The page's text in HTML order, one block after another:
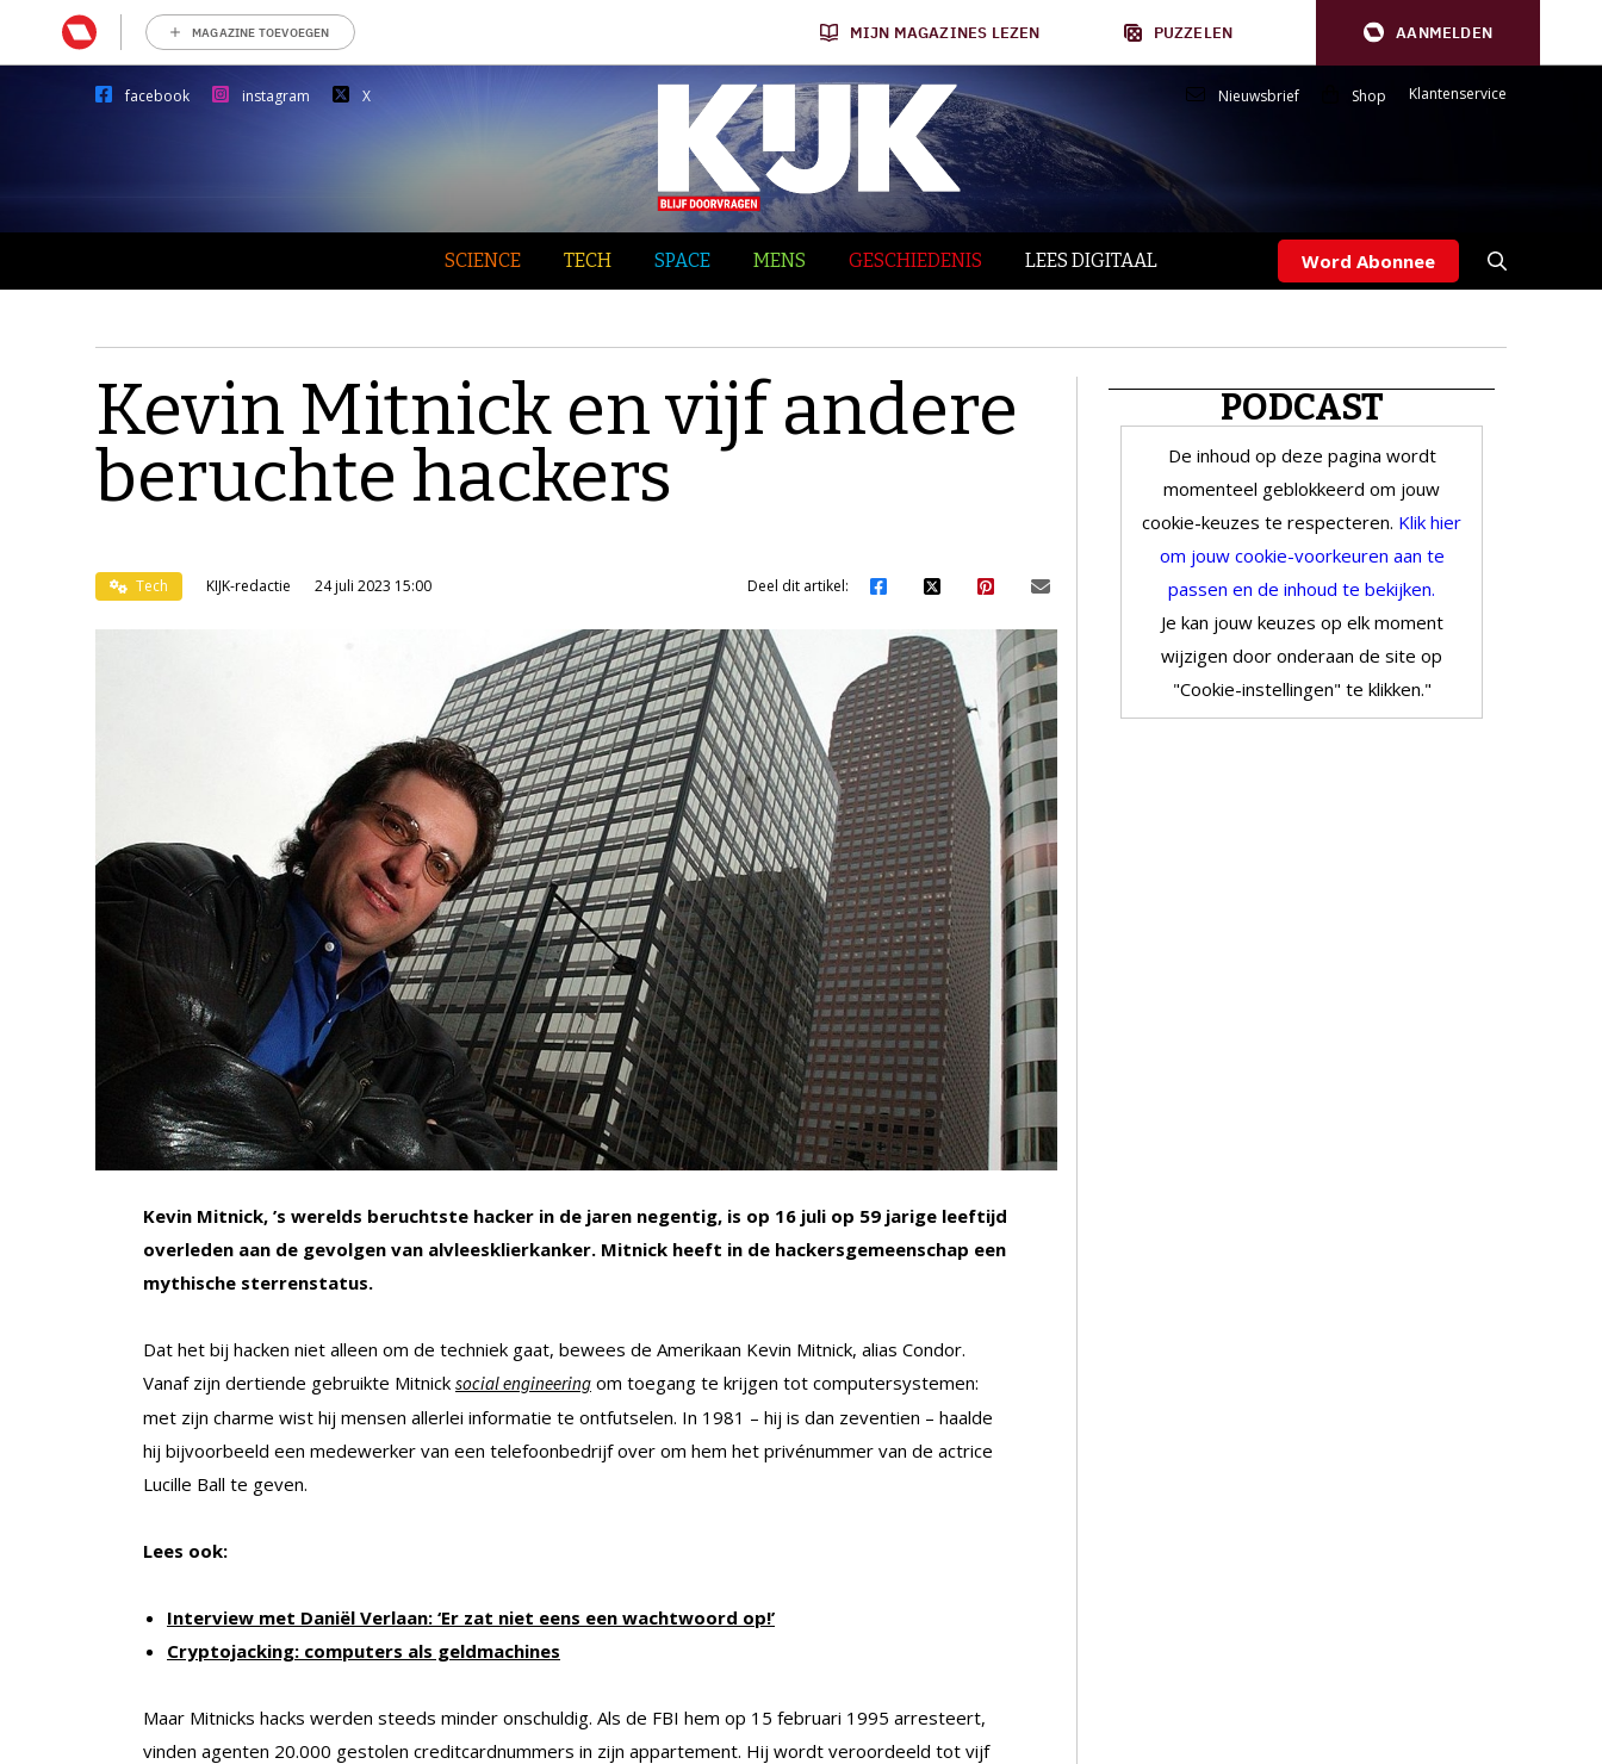
MAGAZINE TOEVOEGEN MIJN MAGAZINES LEZEN PUZZELEN AANMELDEN
facebook instagram X Nieuwsbrief Shop Klantenservice
SCIENCE TECH SPACE MENS GESCHIEDENIS LEES DIGITAAL Word Abonnee
Kevin Mitnick en vijf andere
beruchte hackers
Tech KIJK-redactie 24 juli 2023 15:00 Deel dit artikel:
Kevin Mitnick, ’s werelds beruchtste hacker in de jaren negentig, is op 16 juli op 59 jarige leeftijd
overleden aan de gevolgen van alvleesklierkanker. Mitnick heeft in de hackersgemeenschap een
mythische sterrenstatus.
Dat het bij hacken niet alleen om de techniek gaat, bewees de Amerikaan Kevin Mitnick, alias Condor.
Vanaf zijn dertiende gebruikte Mitnick social engineering om toegang te krijgen tot computersystemen:
met zijn charme wist hij mensen allerlei informatie te ontfutselen. In 1981 – hij is dan zeventien – haalde
hij bijvoorbeeld een medewerker van een telefoonbedrijf over om hem het privénummer van de actrice
Lucille Ball te geven.
Lees ook:
Interview met Daniël Verlaan: ‘Er zat niet eens een wachtwoord op!’
Cryptojacking: computers als geldmachines
Maar Mitnicks hacks werden steeds minder onschuldig. Als de FBI hem op 15 februari 1995 arresteert,
vinden agenten 20.000 gestolen creditcardnummers in zijn appartement. Hij wordt veroordeeld tot vijf
PODCAST
De inhoud op deze pagina wordt
momenteel geblokkeerd om jouw
cookie-keuzes te respecteren. Klik hier
om jouw cookie-voorkeuren aan te
passen en de inhoud te bekijken.
Je kan jouw keuzes op elk moment
wijzigen door onderaan de site op
"Cookie-instellingen" te klikken."